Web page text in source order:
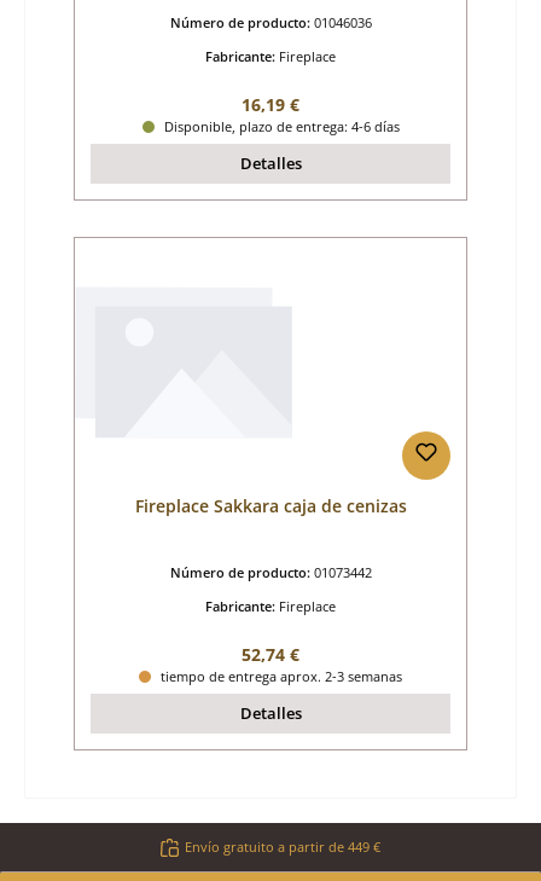
Número de producto: 01046036
Fabricante: Fireplace
Precio normal:
16,19 €
Disponible, plazo de entrega: 4-6 días
Detalles
Fireplace Sakkara caja de cenizas
Número de producto: 01073442
Fabricante: Fireplace
Precio normal:
52,74 €
tiempo de entrega aprox. 2-3 semanas
Detalles
Envío gratuito a partir de 449 €